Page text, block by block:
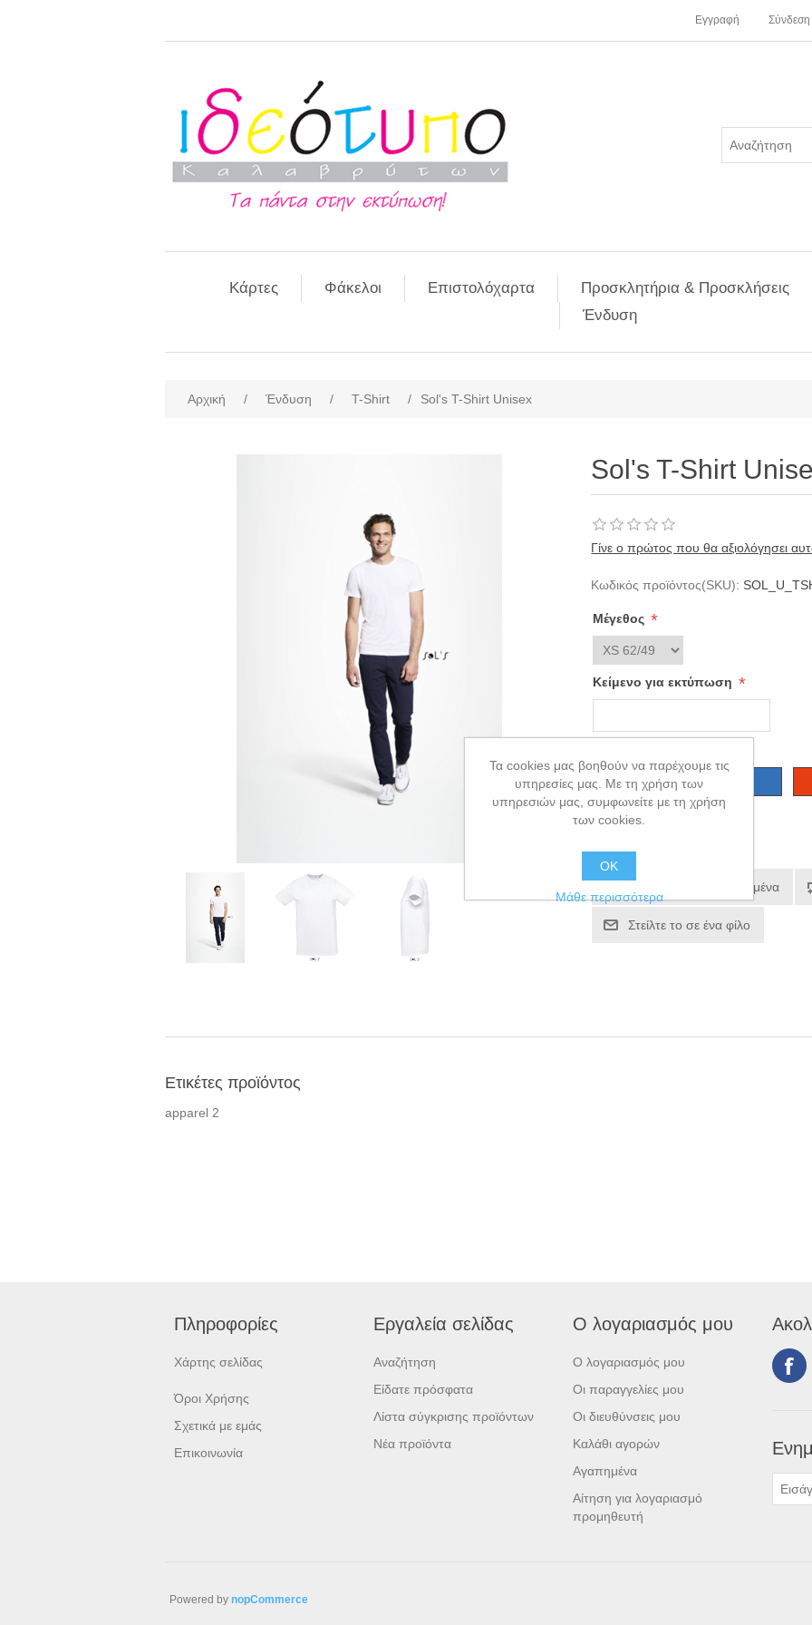
Εγγραφή Σύνδεση
Κάρτες Φάκελοι Επιστολόχαρτα Προσκλητήρια & Προσκλήσεις
Ένδυση
Αρχική / Ένδυση / T-Shirt / Sol's T-Shirt Unisex
Sol's T-Shirt
Γίνε ο πρώτος που θα αξιολόγησει
Κωδικός προϊόντος(SKU):
Μέγεθος *
Κείμενο για εκτύπωση *
Ετικέτες προϊόντος
apparel 2
Πληροφορίες
Χάρτης σελίδας
Όροι Χρήσης
Σχετικά με εμάς
Επικοινωνία
Εργαλεία σελίδας
Αναζήτηση
Είδατε πρόσφατα
Λίστα σύγκρισης προϊόντων
Νέα προϊόντα
Ο λογαριασμός μου
Ο λογαριασμός μου
Οι παραγγελίες μου
Οι διευθύνσεις μου
Καλάθι αγορών
Αγαπημένα
Αίτηση για λογαριασμό
προμηθευτή
Powered by nopCommerce
Τα cookies μας βοηθούν να παρέχουμε τις
υπηρεσίες μας. Με τη χρήση των
υπηρεσιών μας, συμφωνείτε με τη χρήση
των cookies.
OK
Μάθε περισσότερα